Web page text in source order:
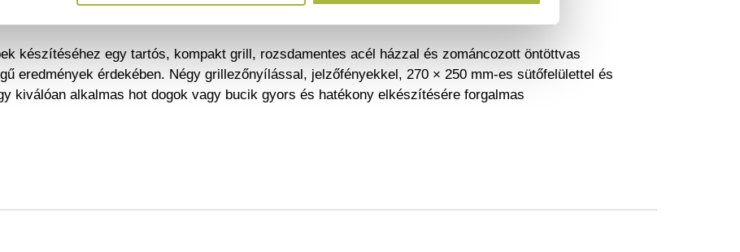
előkészítést biztosít a forgalmas időszakokban.
készítéséhez egy tartós, kompakt grill, rozsdamentes acél házzal és zománcozott öntöttvas
eredmények érdekében. Négy grillezőnyílással, jelzőfényekkel, 270 × 250 mm-es sütőfelülettel és
kiválóan alkalmas hot dogok vagy bucik gyors és hatékony elkészítésére forgalmas